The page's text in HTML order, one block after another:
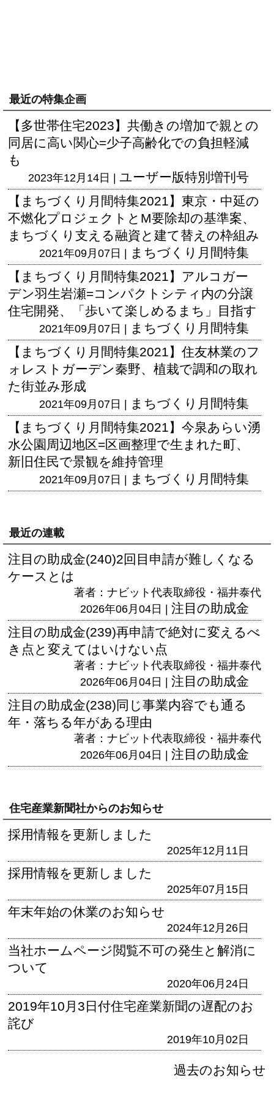
最近の特集企画
【多世帯住宅2023】共働きの増加で親との
同居に高い関心=少子高齢化での負担軽減
も
2023年12月14日 | ユーザー版特別増刊号
【まちづくり月間特集2021】東京・中延の
不燃化プロジェクトとM要除却の基準案、
まちづくり支える融資と建て替えの枠組み
2021年09月07日 | まちづくり月間特集
【まちづくり月間特集2021】アルコガー
デン羽生岩瀬=コンパクトシティ内の分譲
住宅開発、「歩いて楽しめるまち」目指す
2021年09月07日 | まちづくり月間特集
【まちづくり月間特集2021】住友林業のフ
ォレストガーデン秦野、植栽で調和の取れ
た街並み形成
2021年09月07日 | まちづくり月間特集
【まちづくり月間特集2021】今泉あらい湧
水公園周辺地区=区画整理で生まれた町、
新旧住民で景観を維持管理
2021年09月07日 | まちづくり月間特集
最近の連載
注目の助成金(240)2回目申請が難しくなる
ケースとは
著者：ナビット代表取締役・福井泰代
2026年06月04日 | 注目の助成金
注目の助成金(239)再申請で絶対に変えるべ
き点と変えてはいけない点
著者：ナビット代表取締役・福井泰代
2026年06月04日 | 注目の助成金
注目の助成金(238)同じ事業内容でも通る
年・落ちる年がある理由
著者：ナビット代表取締役・福井泰代
2026年06月04日 | 注目の助成金
住宅産業新聞社からのお知らせ
採用情報を更新しました
2025年12月11日
採用情報を更新しました
2025年07月15日
年末年始の休業のお知らせ
2024年12月26日
当社ホームページ閲覧不可の発生と解消に
ついて
2020年06月24日
2019年10月3日付住宅産業新聞の遅配のお
詫び
2019年10月02日
過去のお知らせ